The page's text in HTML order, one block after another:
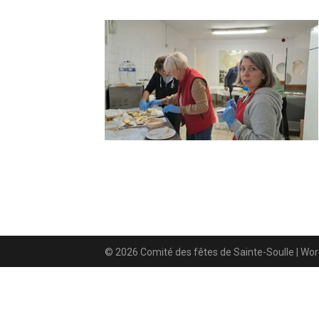
© 2026 Comité des fêtes de Sainte-Soulle |